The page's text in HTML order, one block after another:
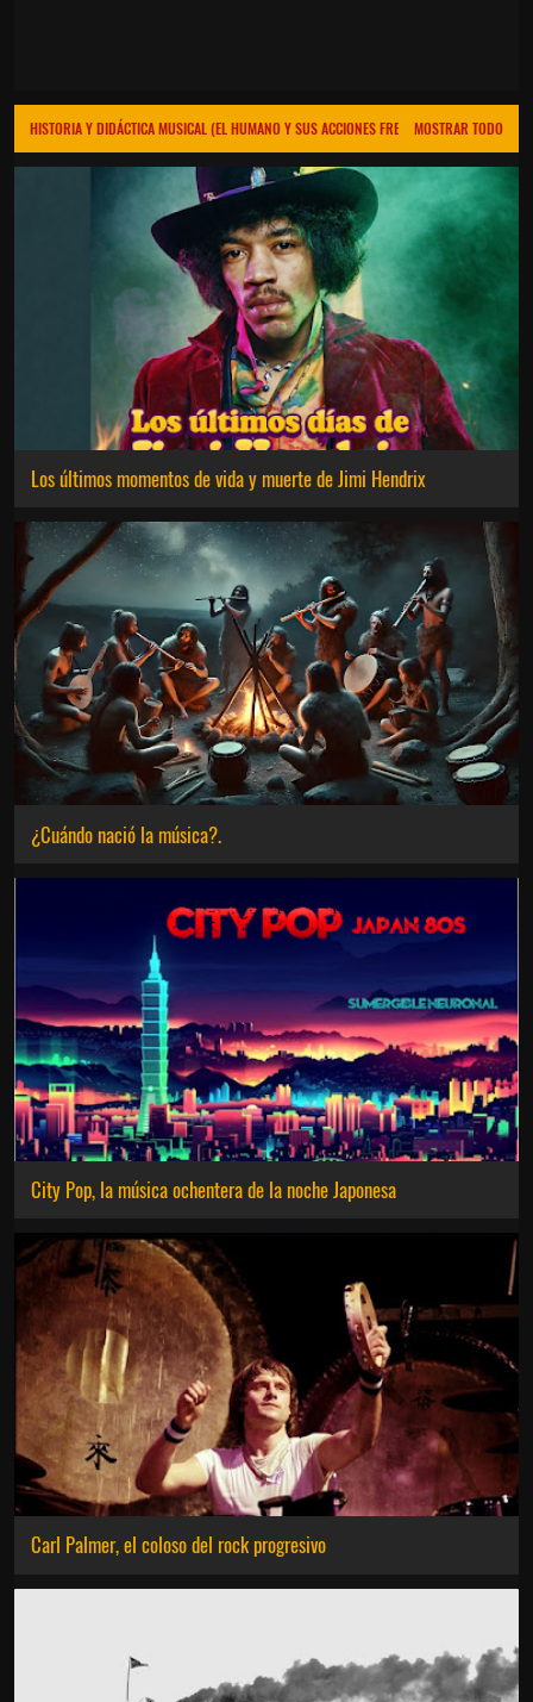
HISTORIA Y DIDÁCTICA MUSICAL (EL HUMANO Y SUS ACCIONES FRENTE AL MEDIO)
MOSTRAR TODO
Los últimos momentos de vida y muerte de Jimi Hendrix
¿Cuándo nació la música?.
City Pop, la música ochentera de la noche Japonesa
Carl Palmer, el coloso del rock progresivo